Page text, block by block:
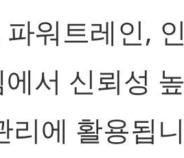
파워트레인,
서 신뢰성
리에 활용됩